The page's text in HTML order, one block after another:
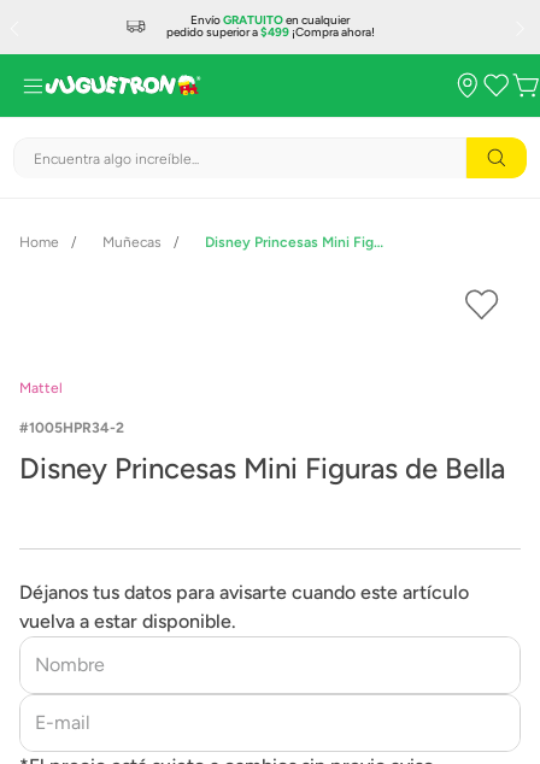
EnvíoGRATUITOen cualquier
pedido superior a$499¡Compra ahora!
Encuentra algo increíble...
Muñecas Disney Princesas Mini Figuras de Bella
Mattel
1005HPR34-2
Disney Princesas Mini Figuras de Bella
Déjanos tus datos para avisarte cuando este artículo
vuelva a estar disponible.